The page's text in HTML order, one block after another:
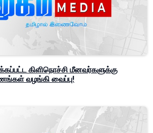
கிளிநொச்சி மீனவர்களுக்கு
வழங்கி வைப்பு!